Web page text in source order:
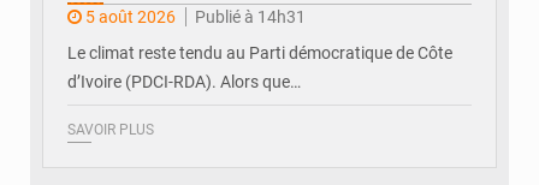
Guikahué
5 août 2026
Publié à 14h31
Le climat reste tendu au Parti démocratique de Côte
d’Ivoire (PDCI-RDA). Alors que…
SAVOIR PLUS